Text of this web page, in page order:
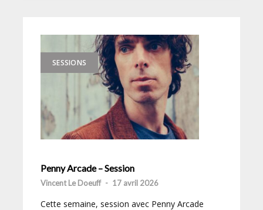
SESSIONS
Penny Arcade – Session
Vincent Le Doeuff - 17 avril 2026
Cette semaine, session avec Penny Arcade